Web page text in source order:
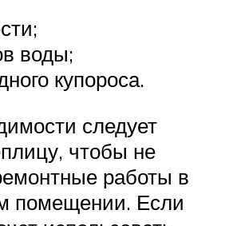
воды;
купороса.
следует
чтобы не
работы в
помещении. Если